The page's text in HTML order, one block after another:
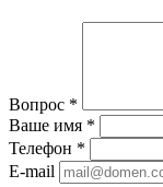
Вопрос *
Ваше имя *
Телефон *
E-mail